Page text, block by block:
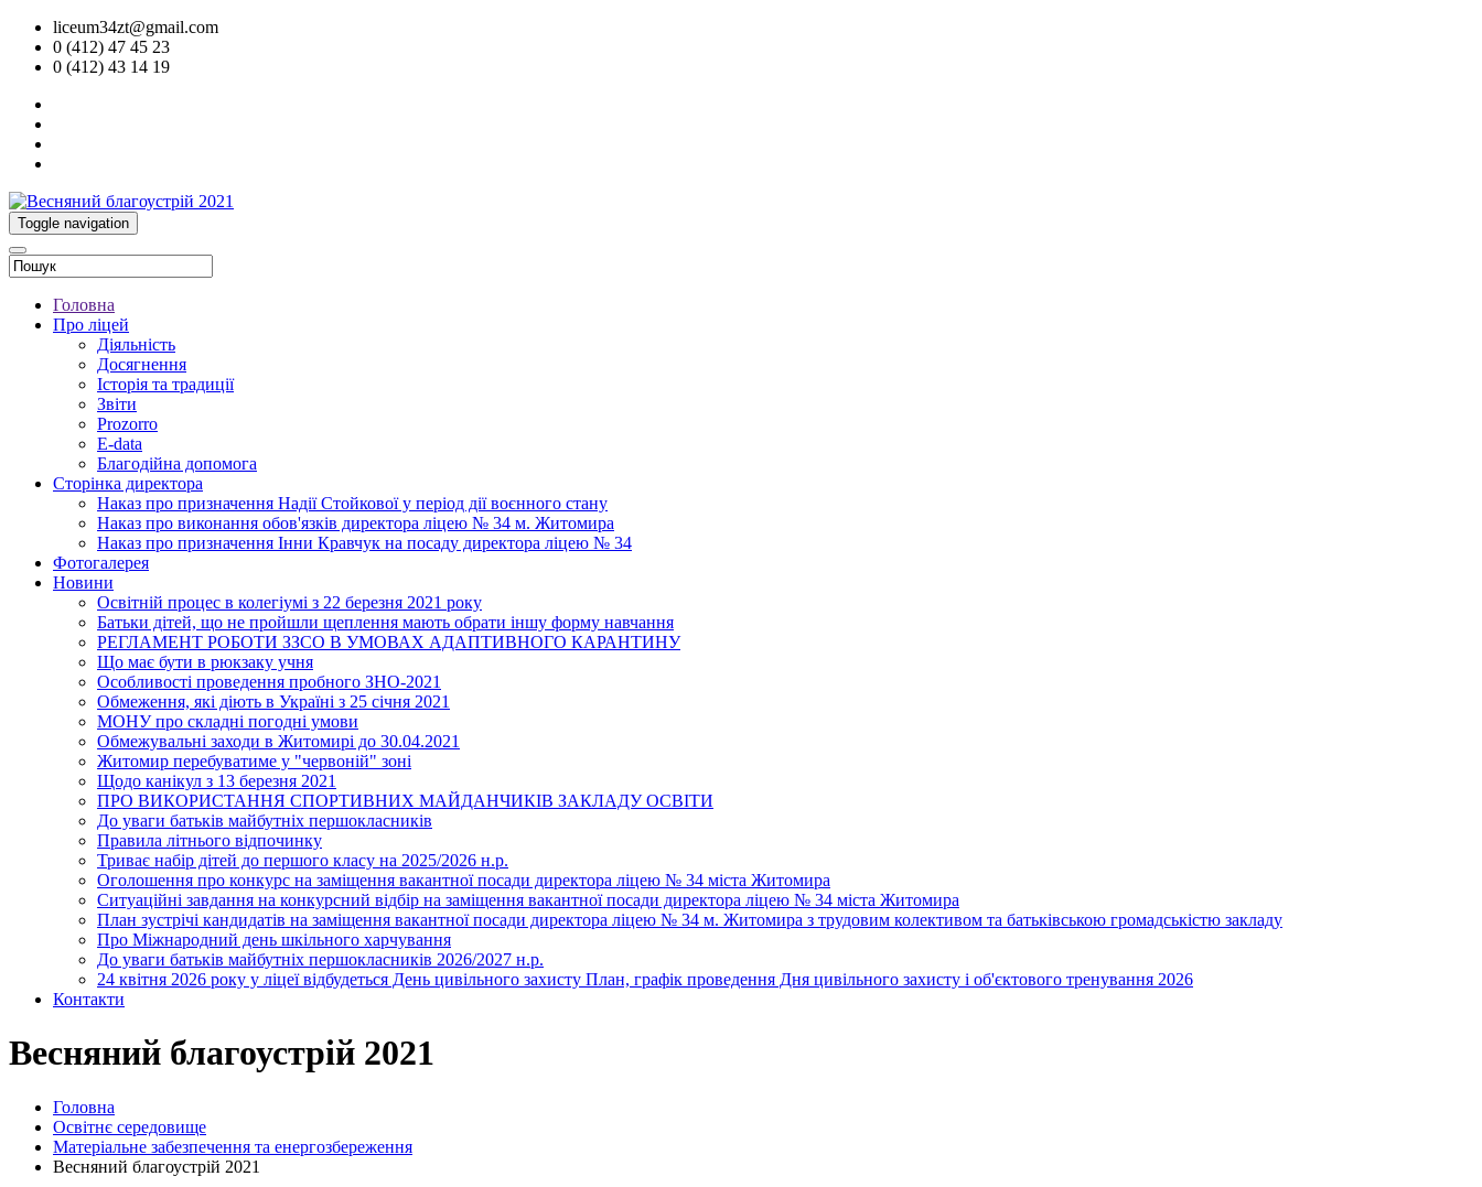
liceum34zt@gmail.com
0 (412) 47 45 23
0 (412) 43 14 19
Toggle navigation
Головна
Про ліцей
Діяльність
Досягнення
Історія та традиції
Звіти
Prozorro
E-data
Благодійна допомога
Сторінка директора
Наказ про призначення Надії Стойкової у період дії воєнного стану
Наказ про виконання обов'язків директора ліцею № 34 м. Житомира
Наказ про призначення Інни Кравчук на посаду директора ліцею № 34
Фотогалерея
Новини
Освітній процес в колегіумі з 22 березня 2021 року
Батьки дітей, що не пройшли щеплення мають обрати іншу форму навчання
РЕГЛАМЕНТ РОБОТИ ЗЗСО В УМОВАХ АДАПТИВНОГО КАРАНТИНУ
Що має бути в рюкзаку учня
Особливості проведення пробного ЗНО-2021
Обмеження, які діють в Україні з 25 січня 2021
МОНУ про складні погодні умови
Обмежувальні заходи в Житомирі до 30.04.2021
Житомир перебуватиме у "червоній" зоні
Щодо канікул з 13 березня 2021
ПРО ВИКОРИСТАННЯ СПОРТИВНИХ МАЙДАНЧИКІВ ЗАКЛАДУ ОСВІТИ
До уваги батьків майбутніх першокласників
Правила літнього відпочинку
Триває набір дітей до першого класу на 2025/2026 н.р.
Оголошення про конкурс на заміщення вакантної посади директора ліцею № 34 міста Житомира
Ситуаційні завдання на конкурсний відбір на заміщення вакантної посади директора ліцею № 34 міста Житомира
План зустрічі кандидатів на заміщення вакантної посади директора ліцею № 34 м. Житомира з трудовим колективом та батьківською громадськістю закладу
Про Міжнародний день шкільного харчування
До уваги батьків майбутніх першокласників 2026/2027 н.р.
24 квітня 2026 року у ліцеї відбудеться День цивільного захисту План, графік проведення Дня цивільного захисту і об'єктового тренування 2026
Контакти
Весняний благоустрій 2021
Головна
Освітнє середовище
Матеріальне забезпечення та енергозбереження
Весняний благоустрій 2021